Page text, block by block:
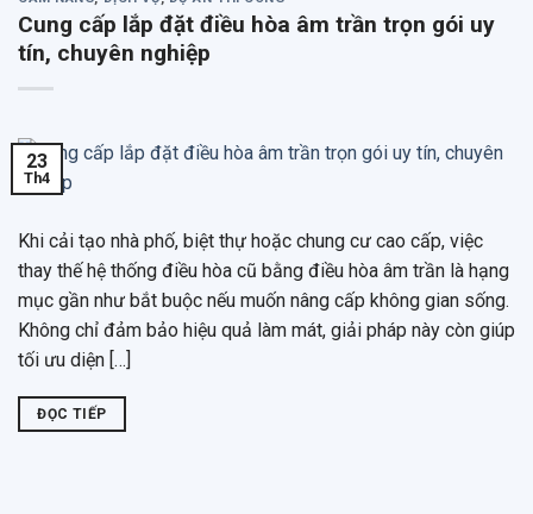
Cung cấp lắp đặt điều hòa âm trần trọn gói uy
tín, chuyên nghiệp
23
Th4
Khi cải tạo nhà phố, biệt thự hoặc chung cư cao cấp, việc
thay thế hệ thống điều hòa cũ bằng điều hòa âm trần là hạng
mục gần như bắt buộc nếu muốn nâng cấp không gian sống.
Không chỉ đảm bảo hiệu quả làm mát, giải pháp này còn giúp
tối ưu diện […]
ĐỌC TIẾP